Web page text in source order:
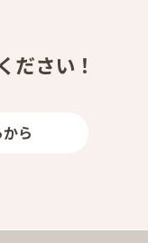
ださい！
ら